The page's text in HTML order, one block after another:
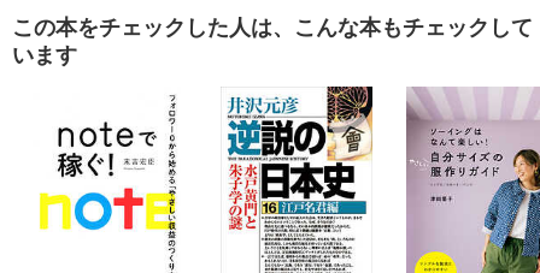
この本をチェックした人は、こんな本もチェックして
います